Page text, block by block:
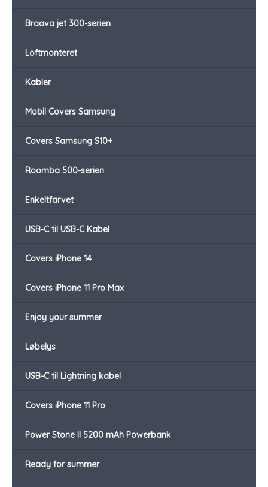
Braava jet 300-serien
Loftmonteret
Kabler
Mobil Covers Samsung
Covers Samsung S10+
Roomba 500-serien
Enkeltfarvet
USB-C til USB-C Kabel
Covers iPhone 14
Covers iPhone 11 Pro Max
Enjoy your summer
Løbelys
USB-C til Lightning kabel
Covers iPhone 11 Pro
Power Stone II 5200 mAh Powerbank
Ready for summer